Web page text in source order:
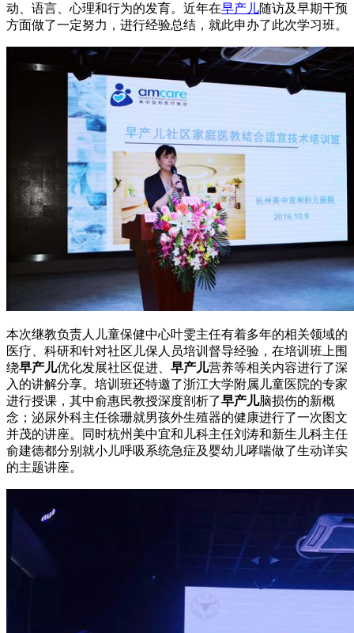
动、语言、心理和行为的发育。近年在早产儿随访及早期干预
方面做了一定努力，进行经验总结，就此申办了此次学习班。
本次继教负责人儿童保健中心叶雯主任有着多年的相关领域的
医疗、科研和针对社区儿保人员培训督导经验，在培训班上围
绕早产儿优化发展社区促进、 早产儿营养等相关内容进行了深
入的讲解分享。培训班还特邀了浙江大学附属儿童医院的专家
进行授课，其中俞惠民教授深度剖析了早产儿脑损伤的新概
念；泌尿外科主任徐珊就男孩外生殖器的健康进行了一次图文
并茂的讲座。同时杭州美中宜和儿科主任刘涛和新生儿科主任
俞建德都分别就小儿呼吸系统急症及婴幼儿哮喘做了生动详实
的主题讲座。